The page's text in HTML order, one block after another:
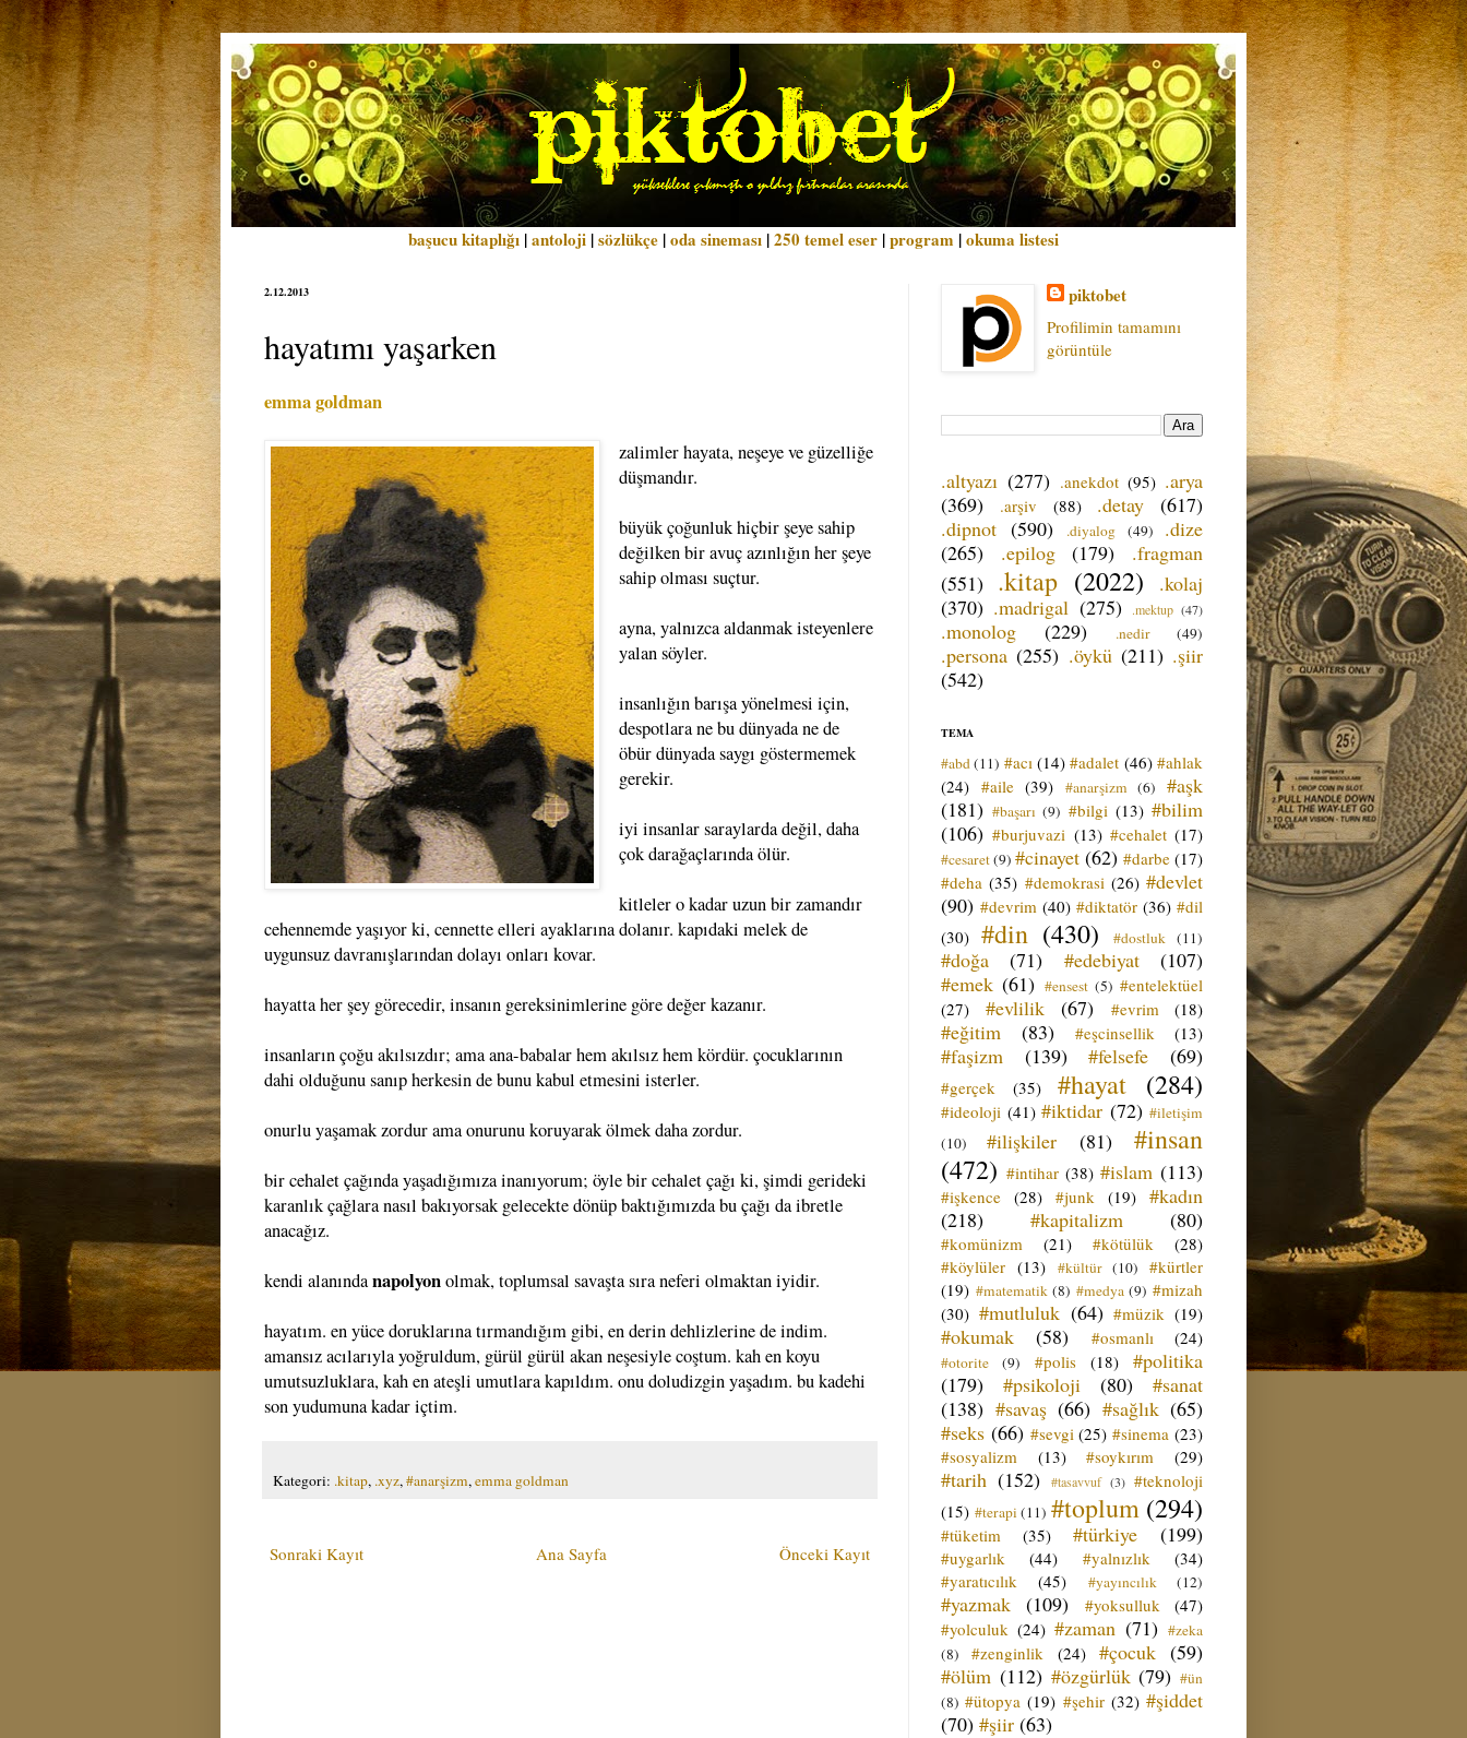
başucu kitaplığı |antoloji |sözlükçe |oda sineması |250 temel eser |program |okuma listesi
2.12.2013
hayatımı yaşarken
emma goldman
zalimler hayata, neşeye ve güzelliğe
düşmandır.
büyük çoğunluk hiçbir şeye sahip
değilken bir avuç azınlığın her şeye
sahip olması suçtur.
ayna, yalnızca aldanmak isteyenlere
yalan söyler.
insanlığın barışa yönelmesi için,
despotlara ne bu dünyada ne de
öbür dünyada saygı göstermemek
gerekir.
iyi insanlar saraylarda değil, daha
çok darağaçlarında ölür.
kitleler o kadar uzun bir zamandır
cehennemde yaşıyor ki, cennette elleri ayaklarına dolanır. kapıdaki melek de
uygunsuz davranışlarından dolayı onları kovar.
hayatta her şey görecedir, insanın gereksinimlerine göre değer kazanır.
insanların çoğu akılsızdır; ama ana-babalar hem akılsız hem kördür. çocuklarının
dahi olduğunu sanıp herkesin de bunu kabul etmesini isterler.
onurlu yaşamak zordur ama onurunu koruyarak ölmek daha zordur.
bir cehalet çağında yaşadığımıza inanıyorum; öyle bir cehalet çağı ki, şimdi gerideki
karanlık çağlara nasıl bakıyorsak gelecekte dönüp baktığımızda bu çağı da ibretle
anacağız.
kendi alanındanapolyonolmak, toplumsal savaşta sıra neferi olmaktan iyidir.
hayatım. en yüce doruklarına tırmandığım gibi, en derin dehlizlerine de indim.
amansız acılarıyla yoğruldum, gürül gürül akan neşesiyle coştum. kah en koyu
umutsuzluklara, kah en ateşli umutlara kapıldım. onu doludizgin yaşadım. bu kadehi
son yudumuna kadar içtim.
Kategori: .kitap, .xyz,#anarşizm,emma goldman
Sonraki Kayıt Önceki Kayıt
Ana Sayfa
piktobet
Profilimin tamamını
görüntüle
.altyazı (277) .anekdot (95) .arya
(369)
.arşiv (88) .detay
(617)
.dipnot (590) .diyalog (49)
.dize
(265)
.epilog (179)
.fragman
(551) .kitap (2022)
.kolaj
(370) .madrigal (275) .mektup (47)
.monolog (229) .nedir (49)
.persona (255) .öykü (211) .şiir
(542)
TEMA
#abd (11) #acı (14) #adalet (46) #ahlak
(24) #aile (39) #anarşizm (6)
#aşk
(181) #başarı (9) #bilgi (13) #bilim
(106) #burjuvazi (13) #cehalet (17)
#cesaret(9) #cinayet (62) #darbe (17)
#deha (35) #demokrasi (26) #devlet
(90) #devrim (40) #diktatör (36) #dil
(30) #din (430) #dostluk (11)
#doğa (71) #edebiyat
(107)
#emek (61) #ensest (5) #entelektüel
(27)
#evlilik (67) #evrim (18)
#eğitim (83) #eşcinsellik (13)
#faşizm (139) #felsefe (69)
#gerçek (35) #hayat (284)
#ideoloji (41) #iktidar (72) #iletişim
(10)
#ilişkiler (81)
#insan
(472) #intihar (38) #islam (113)
#işkence (28) #junk (19) #kadın
(218)
#kapitalizm (80)
#komünizm (21) #kötülük
(28)
#köylüler (13) #kültür (10)
#kürtler
(19) #matematik (8) #medya (9) #mizah
(30) #mutluluk (64) #müzik (19)
#okumak (58) #osmanlı (24)
#otorite (9) #polis (18)
#politika
(179)
#psikoloji (80)
#sanat
(138) #savaş (66) #sağlık (65)
#seks (66) #sevgi (25) #sinema (23)
#sosyalizm
(13) #soykırım (29)
#tarih (152) #tasavvuf (3) #teknoloji
(15) #terapi (11) #toplum (294)
#tüketim (35) #türkiye (199)
#uygarlık (44) #yalnızlık
(34)
#yaratıcılık
(45) #yayıncılık (12)
#yazmak (109) #yoksulluk
(47)
#yolculuk (24) #zaman (71) #zeka
(8)
#zenginlik (24) #çocuk (59)
#ölüm (112) #özgürlük (79) #ün
(8) #ütopya (19) #şehir (32) #şiddet
(70) #şiir (63)